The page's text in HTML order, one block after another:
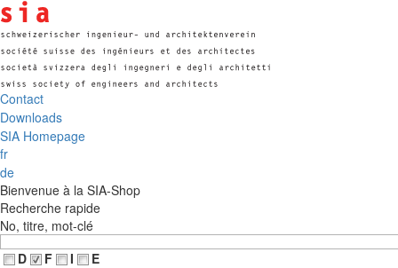
Contact
Downloads
SIA Homepage
fr
de
Bienvenue à la SIA-Shop
Recherche rapide
No, titre, mot-clé
D
F I
E